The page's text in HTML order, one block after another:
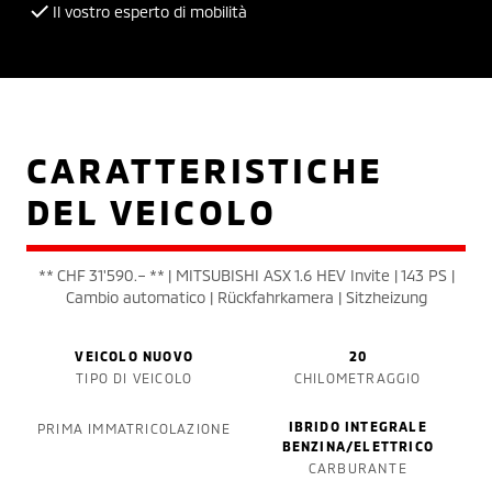
Il vostro esperto di mobilità
CARATTERISTICHE
DEL VEICOLO
** CHF 31'590.– ** | MITSUBISHI ASX 1.6 HEV Invite | 143 PS |
Cambio automatico | Rückfahrkamera | Sitzheizung
VEICOLO NUOVO
TIPO DI VEICOLO
20
CHILOMETRAGGIO
PRIMA IMMATRICOLAZIONE
IBRIDO INTEGRALE
BENZINA/ELETTRICO
CARBURANTE